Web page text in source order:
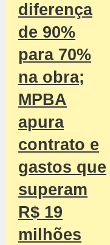
diferença
de 90%
para 70%
na obra;
MPBA
apura
contrato e
gastos que
superam
R$ 19
milhões